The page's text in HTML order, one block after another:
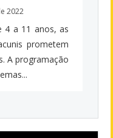
2022
4 a 11 anos, as
prometem
A programação